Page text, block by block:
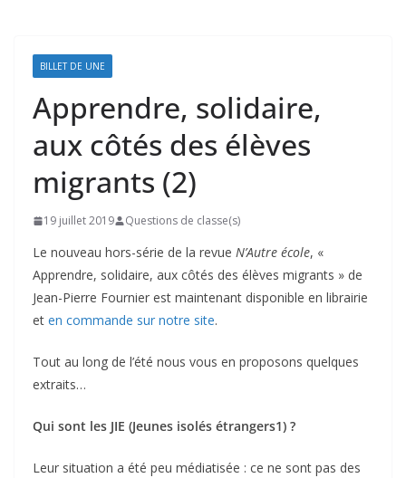
BILLET DE UNE
Apprendre, solidaire,
aux côtés des élèves
migrants (2)
19 juillet 2019 Questions de classe(s)
Le nouveau hors-série de la revue N’Autre école, «
Apprendre, solidaire, aux côtés des élèves migrants » de
Jean-Pierre Fournier est maintenant disponible en librairie
et en commande sur notre site.
Tout au long de l’été nous vous en proposons quelques
extraits…
Qui sont les JIE (Jeunes isolés étrangers1) ?
Leur situation a été peu médiatisée : ce ne sont pas des